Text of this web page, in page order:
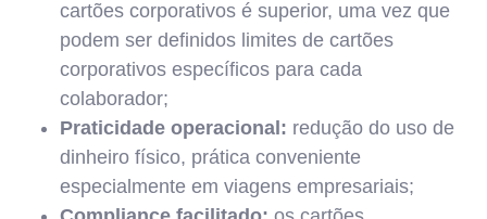
cartões corporativos é superior, uma vez que
podem ser definidos limites de cartões
corporativos específicos para cada
colaborador;
Praticidade operacional: redução do uso de
dinheiro físico, prática conveniente
especialmente em viagens empresariais;